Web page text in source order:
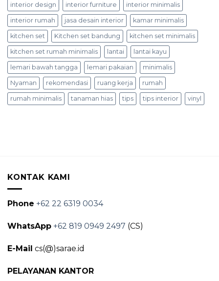
interior design interior furniture interior minimalis
interior rumah jasa desain interior kamar minimalis
kitchen set Kitchen set bandung kitchen set minimalis
kitchen set rumah minimalis lantai lantai kayu
lemari bawah tangga lemari pakaian minimalis
Nyaman rekomendasi ruang kerja rumah
rumah minimalis tanaman hias tips tips interior vinyl
KONTAK KAMI
Phone +62 22 6319 0034
WhatsApp +62 819 0949 2497 (CS)
E-Mail cs(@)sarae.id
PELAYANAN KANTOR